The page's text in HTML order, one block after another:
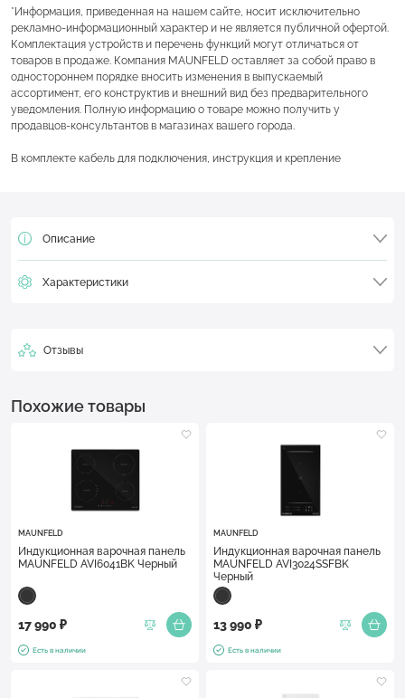
*Информация, приведенная на нашем сайте, носит исключительно
рекламно-информационный характер и не является публичной офертой.
Комплектация устройств и перечень функций могут отличаться от
товаров в продаже. Компания MAUNFELD оставляет за собой право в
одностороннем порядке вносить изменения в выпускаемый
ассортимент, его конструктив и внешний вид без предварительного
уведомления. Полную информацию о товаре можно получить у
продавцов-консультантов в магазинах вашего города.
В комплекте кабель для подключения, инструкция и крепление
Описание
Характеристики
Отзывы
Похожие товары
MAUNFELD
Индукционная варочная панель
MAUNFELD AVI6041BK Черный
17 990 ₽
Есть в наличии
MAUNFELD
Индукционная варочная панель
MAUNFELD AVI3024SSFBK
Черный
13 990 ₽
Есть в наличии